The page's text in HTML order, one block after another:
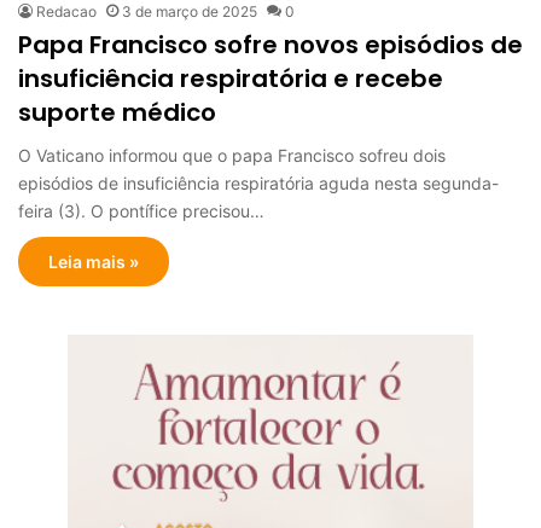
Redacao 3 de março de 2025 0
Papa Francisco sofre novos episódios de
insuficiência respiratória e recebe
suporte médico
O Vaticano informou que o papa Francisco sofreu dois
episódios de insuficiência respiratória aguda nesta segunda-
feira (3). O pontífice precisou…
Leia mais »